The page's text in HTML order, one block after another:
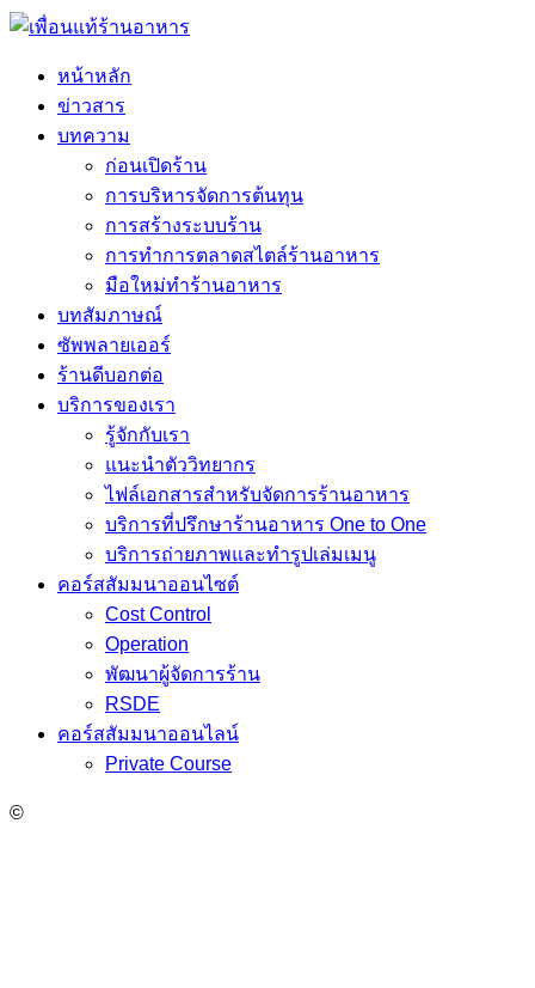
หน้าหลัก
ข่าวสาร
บทความ
ก่อนเปิดร้าน
การบริหารจัดการต้นทุน
การสร้างระบบร้าน
การทำการตลาดสไตล์ร้านอาหาร
มือใหม่ทำร้านอาหาร
บทสัมภาษณ์
ซัพพลายเออร์
ร้านดีบอกต่อ
บริการของเรา
รู้จักกับเรา
แนะนำตัววิทยากร
ไฟล์เอกสารสำหรับจัดการร้านอาหาร
บริการที่ปรึกษาร้านอาหาร One to One
บริการถ่ายภาพและทำรูปเล่มเมนู
คอร์สสัมมนาออนไซต์
Cost Control
Operation
พัฒนาผู้จัดการร้าน
RSDE
คอร์สสัมมนาออนไลน์
Private Course
©